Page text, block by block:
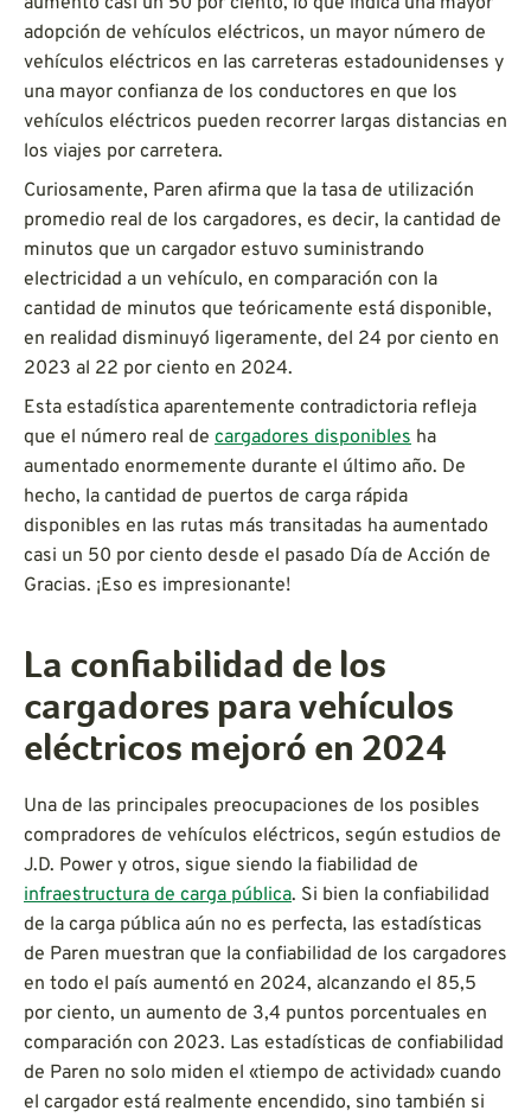
adopción de vehículos eléctricos, un mayor número de
vehículos eléctricos en las carreteras estadounidenses y
una mayor confianza de los conductores en que los
vehículos eléctricos pueden recorrer largas distancias en
los viajes por carretera.
Curiosamente, Paren afirma que la tasa de utilización
promedio real de los cargadores, es decir, la cantidad de
minutos que un cargador estuvo suministrando
electricidad a un vehículo, en comparación con la
cantidad de minutos que teóricamente está disponible,
en realidad disminuyó ligeramente, del 24 por ciento en
2023 al 22 por ciento en 2024.
Esta estadística aparentemente contradictoria refleja
que el número real de cargadores disponibles ha
aumentado enormemente durante el último año. De
hecho, la cantidad de puertos de carga rápida
disponibles en las rutas más transitadas ha aumentado
casi un 50 por ciento desde el pasado Día de Acción de
Gracias. ¡Eso es impresionante!
La confiabilidad de los
cargadores para vehículos
eléctricos mejoró en 2024
Una de las principales preocupaciones de los posibles
compradores de vehículos eléctricos, según estudios de
J.D. Power y otros, sigue siendo la fiabilidad de
infraestructura de carga pública. Si bien la confiabilidad
de la carga pública aún no es perfecta, las estadísticas
de Paren muestran que la confiabilidad de los cargadores
en todo el país aumentó en 2024, alcanzando el 85,5
por ciento, un aumento de 3,4 puntos porcentuales en
comparación con 2023. Las estadísticas de confiabilidad
de Paren no solo miden el «tiempo de actividad» cuando
el cargador está realmente encendido, sino también si